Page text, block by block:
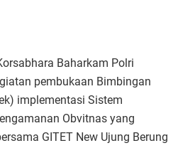
Baharkam Polri
pembukaan Bimbingan
implementasi Sistem
Obvitnas yang
GITET New Ujung Berung